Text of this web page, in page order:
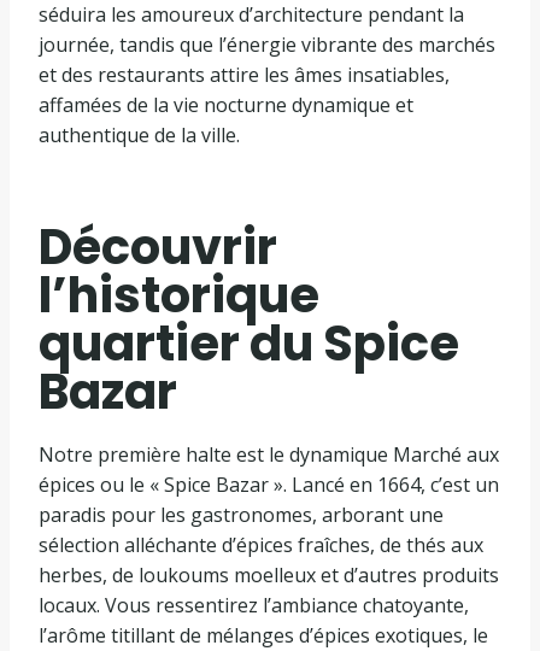
séduira les amoureux d’architecture pendant la
journée, tandis que l’énergie vibrante des marchés
et des restaurants attire les âmes insatiables,
affamées de la vie nocturne dynamique et
authentique de la ville.
Découvrir
l’historique
quartier du Spice
Bazar
Notre première halte est le dynamique Marché aux
épices ou le « Spice Bazar ». Lancé en 1664, c’est un
paradis pour les gastronomes, arborant une
sélection alléchante d’épices fraîches, de thés aux
herbes, de loukoums moelleux et d’autres produits
locaux. Vous ressentirez l’ambiance chatoyante,
l’arôme titillant de mélanges d’épices exotiques, le